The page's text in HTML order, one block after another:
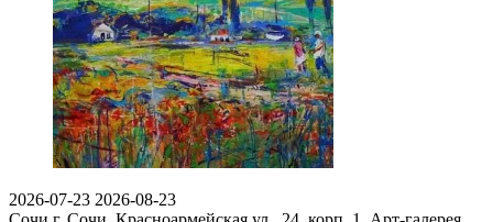
2026-07-23 2026-08-23